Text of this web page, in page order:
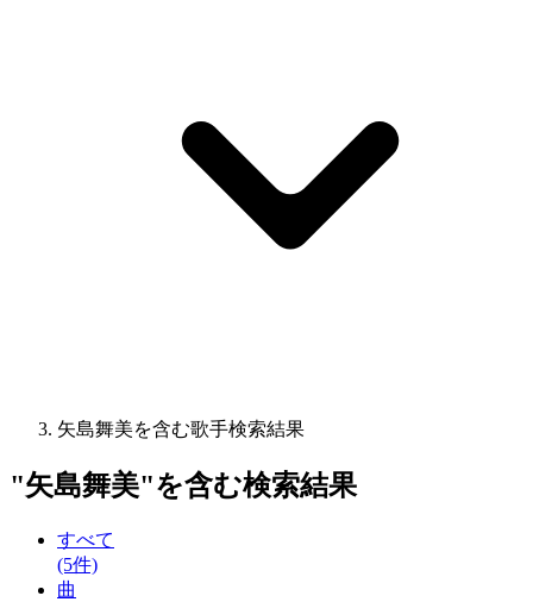
矢島舞美を含む歌手検索結果
"矢島舞美"を含む検索結果
すべて
(5件)
曲